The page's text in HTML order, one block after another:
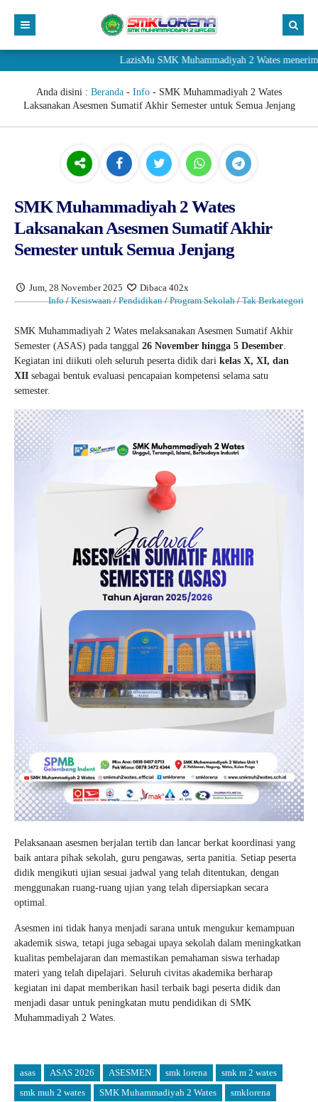
LazisMu SMK Muhammadiyah 2 Wates menerima
Anda disini : Beranda - Info - SMK Muhammadiyah 2 Wates
Laksanakan Asesmen Sumatif Akhir Semester untuk Semua Jenjang
SMK Muhammadiyah 2 Wates
Laksanakan Asesmen Sumatif Akhir
Semester untuk Semua Jenjang
Jum, 28 November 2025
Dibaca 402x
Info/Kesiswaan/Pendidikan/Program Sekolah/Tak Berkategori
SMK Muhammadiyah 2 Wates melaksanakan Asesmen Sumatif Akhir
Semester (ASAS) pada tanggal 26 November hingga 5 Desember.
Kegiatan ini diikuti oleh seluruh peserta didik dari kelas X, XI, dan
XII sebagai bentuk evaluasi pencapaian kompetensi selama satu
semester.
Pelaksanaan asesmen berjalan tertib dan lancar berkat koordinasi yang
baik antara pihak sekolah, guru pengawas, serta panitia. Setiap peserta
didik mengikuti ujian sesuai jadwal yang telah ditentukan, dengan
menggunakan ruang-ruang ujian yang telah dipersiapkan secara
optimal.
Asesmen ini tidak hanya menjadi sarana untuk mengukur kemampuan
akademik siswa, tetapi juga sebagai upaya sekolah dalam meningkatkan
kualitas pembelajaran dan memastikan pemahaman siswa terhadap
materi yang telah dipelajari. Seluruh civitas akademika berharap
kegiatan ini dapat memberikan hasil terbaik bagi peserta didik dan
menjadi dasar untuk peningkatan mutu pendidikan di SMK
Muhammadiyah 2 Wates.
asas ASAS 2026 ASESMEN smk lorena
smk m 2 wates
smk muh 2 wates
SMK Muhammadiyah 2 Wates
smklorena